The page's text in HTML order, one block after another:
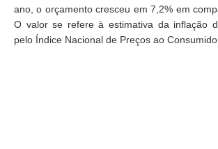
ano, o orçamento cresceu em 7,2% em
O valor se refere à estimativa da inflação
pelo Índice Nacional de Preços ao